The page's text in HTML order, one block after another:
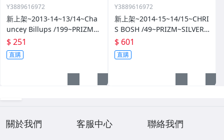
Y3889616972
新上架~2013-14~13/14~Cha
uncey Billups /199~PRIZM~S
ILVER~藍亮~限量/199~10601
14-1
$ 251
直購
Y3889616972
新上架~2014-15~14/15~CHRI
S BOSH /49~PRIZM~SILVER~
紅亮~低限量/49~1060114-1
$ 601
直購
關於我們 客服中心 聯絡我們